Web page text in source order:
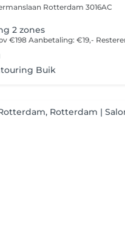
Rotterdam 3016AC
2 zones
Buik